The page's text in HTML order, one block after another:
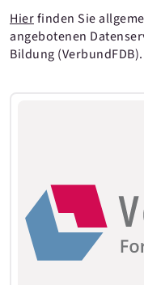
Hierfinden Sie
angebotenen
Bildung (VerbundFDB).